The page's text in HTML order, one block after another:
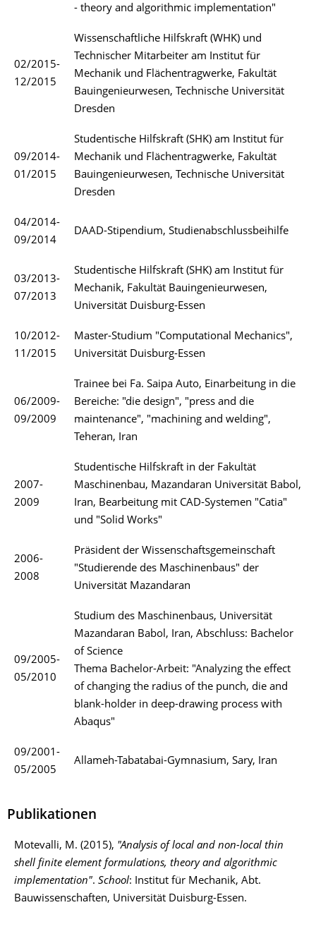
- theory and algorithmic implementation"
02/2015-
12/2015
Wissenschaftliche Hilfskraft (WHK) und
Technischer Mitarbeiter am Institut für
Mechanik und Flächentragwerke, Fakultät
Bauingenieurwesen, Technische Universität
Dresden
09/2014-
01/2015
Studentische Hilfskraft (SHK) am Institut für
Mechanik und Flächentragwerke, Fakultät
Bauingenieurwesen, Technische Universität
Dresden
04/2014-
09/2014
DAAD-Stipendium, Studienabschlussbeihilfe
03/2013-
07/2013
Studentische Hilfskraft (SHK) am Institut für
Mechanik, Fakultät Bauingenieurwesen,
Universität Duisburg-Essen
10/2012-
11/2015
Master-Studium "Computational Mechanics",
Universität Duisburg-Essen
06/2009-
09/2009
Trainee bei Fa. Saipa Auto, Einarbeitung in die
Bereiche: "die design", "press and die
maintenance", "machining and welding",
Teheran, Iran
2007-
2009
Studentische Hilfskraft in der Fakultät
Maschinenbau, Mazandaran Universität Babol,
Iran, Bearbeitung mit CAD-Systemen "Catia"
und "Solid Works"
2006-
2008
Präsident der Wissenschaftsgemeinschaft
"Studierende des Maschinenbaus" der
Universität Mazandaran
09/2005-
05/2010
Studium des Maschinenbaus, Universität
Mazandaran Babol, Iran, Abschluss: Bachelor
of Science
Thema Bachelor-Arbeit: "Analyzing the effect
of changing the radius of the punch, die and
blank-holder in deep-drawing process with
Abaqus"
09/2001-
05/2005
Allameh-Tabatabai-Gymnasium, Sary, Iran
Publikationen
Motevalli, M. (2015), "Analysis of local and non-local thin
shell finite element formulations, theory and algorithmic
implementation". School: Institut für Mechanik, Abt.
Bauwissenschaften, Universität Duisburg-Essen.